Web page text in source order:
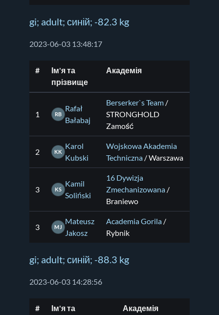
gi; adult; синій; -82.3 kg
2023-06-03 13:48:17
#
Ім'я та
прізвище
Академія
1 RB
Rafał
Bałabaj
Berserker`s Team /
STRONGHOLD
Zamość
2 KK
Karol
Kubski
Wojskowa Akademia
Techniczna / Warszawa
3 KS
Kamil
Soliński
16 Dywizja
Zmechanizowana /
Braniewo
3 MJ
Mateusz
Jakosz
Academia Gorila /
Rybnik
gi; adult; синій; -88.3 kg
2023-06-03 14:28:56
#
Ім'я та
Академія